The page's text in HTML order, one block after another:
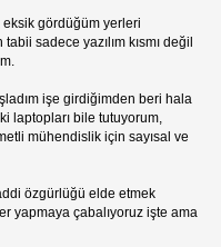
eksik gördüğüm yerleri
sadece yazılım kısmı değil
işe girdiğimden beri hala
laptopları bile tutuyorum,
mühendislik için sayısal ve
özgürlüğü elde etmek
yapmaya çabalıyoruz işte ama